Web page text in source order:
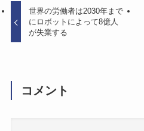
世界の労働者は2030年まで
にロボットによって8億人
が失業する
コメント